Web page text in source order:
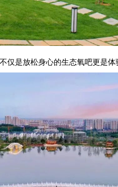
是放松身心的生态氧吧更是体